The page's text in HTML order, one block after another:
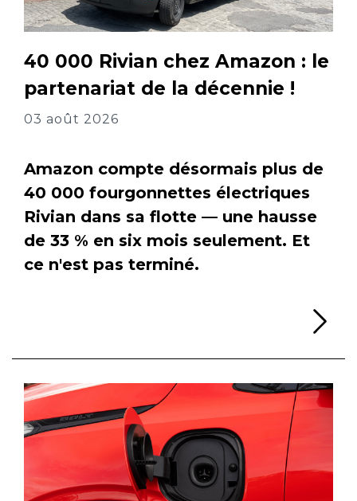
40 000 Rivian chez Amazon : le
partenariat de la décennie !
03 août 2026
Amazon compte désormais plus de
40 000 fourgonnettes électriques
Rivian dans sa flotte — une hausse
de 33 % en six mois seulement. Et
ce n'est pas terminé.